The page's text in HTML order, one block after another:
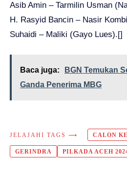
Asib Amin – Tarmilin Usman
H. Rasyid Bancin – Nasir
Suhaidi – Maliki (Gayo Lues).[]
Baca juga:
BGN Temukan
Ganda Penerima MBG
JELAJAHI TAGS ⟶ CALON
GERINDRA PILKADA ACEH